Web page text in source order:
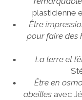
plasticienne
Être
pour faire des
La terre et
Être en
abeillesavec